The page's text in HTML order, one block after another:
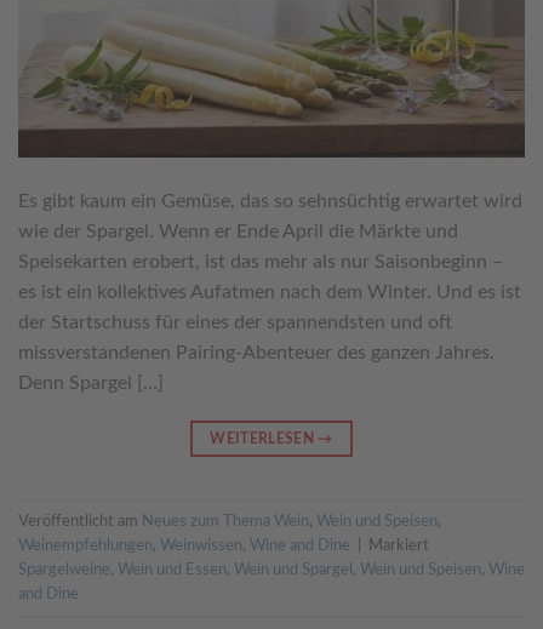
Es gibt kaum ein Gemüse, das so sehnsüchtig erwartet wird
wie der Spargel. Wenn er Ende April die Märkte und
Speisekarten erobert, ist das mehr als nur Saisonbeginn –
es ist ein kollektives Aufatmen nach dem Winter. Und es ist
der Startschuss für eines der spannendsten und oft
missverstandenen Pairing-Abenteuer des ganzen Jahres.
Denn Spargel […]
WEITERLESEN →
Veröffentlicht am Neues zum Thema Wein, Wein und Speisen,
Weinempfehlungen, Weinwissen, Wine and Dine
Markiert
Spargelweine, Wein und Essen, Wein und Spargel , Wein und Speisen, Wine
and Dine